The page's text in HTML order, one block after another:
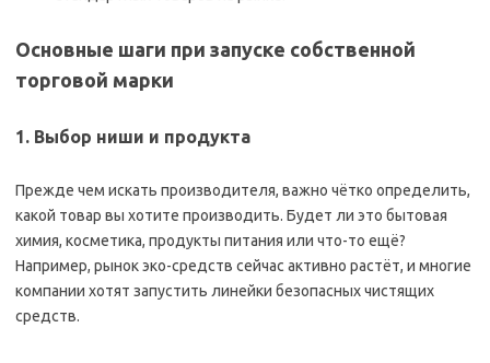
Основные шаги при запуске собственной
торговой марки
1. Выбор ниши и продукта
Прежде чем искать производителя, важно чётко определить,
какой товар вы хотите производить. Будет ли это бытовая
химия, косметика, продукты питания или что-то ещё?
Например, рынок эко-средств сейчас активно растёт, и многие
компании хотят запустить линейки безопасных чистящих
средств.